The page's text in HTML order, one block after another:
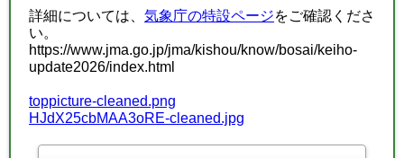
詳細については、 気象庁の特設ページをご確認くださ
い。
https://www.jma.go.jp/jma/kishou/know/bosai/keiho-
update2026/index.html
toppicture-cleaned.png
HJdX25cbMAA3oRE-cleaned.jpg